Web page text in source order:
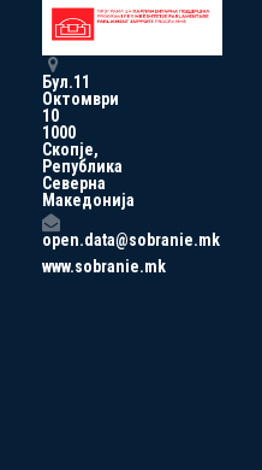
Бул.11
Октомври
10
1000
Скопје,
Република
Северна
Македонија
open.data@sobranie.mk
www.sobranie.mk